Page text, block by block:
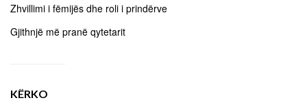
Zhvillimi i fëmijës dhe roli i prindërve
Gjithnjë më pranë qytetarit
KËRKO